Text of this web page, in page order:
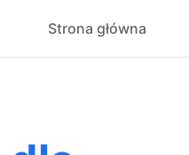
Strona główna